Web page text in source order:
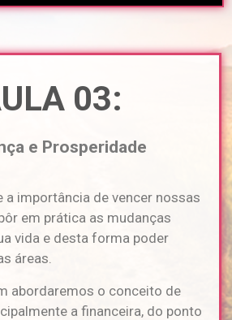
03:
e Prosperidade
importância de vencer nossas
em prática as mudanças
vida e desta forma poder
áreas.
abordaremos o conceito de
a financeira, do ponto